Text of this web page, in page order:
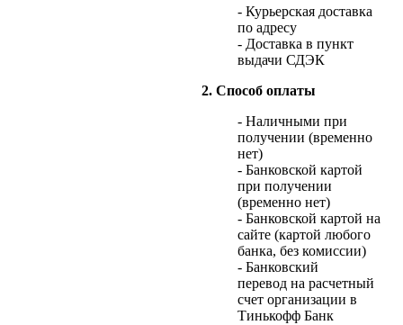
- Курьерская доставка
по адресу
- Доставка в пункт
выдачи СДЭК
2. Способ оплаты
- Наличными при
получении (временно
нет)
- Банковской картой
при получении
(временно нет)
- Банковской картой на
сайте (картой любого
банка, без комиссии)
- Банковский
перевод на расчетный
счет организации в
Тинькофф Банк